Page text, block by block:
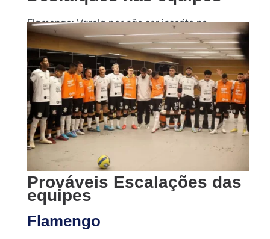
Flamengo: Varela por não ser inscrito no
campeonato, Rodrigo Caio, Erick Pulgar, Bruno
Henrique que estão lesionados e João Gomes que
está suspenso.
Corinthians: Bruno Mendez que já jogou a
competição por outra equipe e Paulino que está
lesionado.
Prováveis Escalações das
equipes
Flamengo